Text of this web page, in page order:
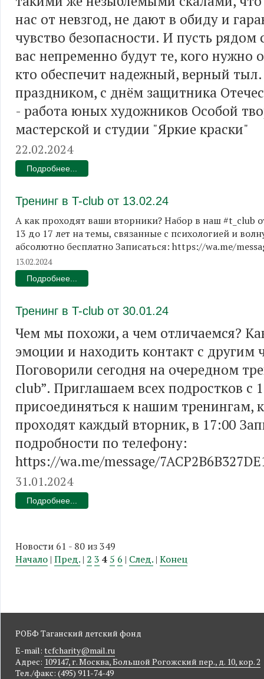
нас от невзгод, не дают в обиду и
чувство безопасности. И пусть
вас непременно будут те, кого нужно
кто обеспечит надежный, верный
праздником, с днём защитника
- работа юных художников Особой
мастерской и студии "Яркие краски"
22.02.2024
Подробнее...
Тренинг в T-club от 13.02.24
А как проходят ваши вторники? Набор в наш #t_club
13 до 17 лет на темы, связанные с психологией и
абсолютно бесплатно Записаться: https://wa.me/
13.02.2024
Подробнее...
Тренинг в T-club от 30.01.24
Чем мы похожи, а чем отличаемся?
эмоции и находить контакт с другим
Поговорили сегодня на очередном
club”. Приглашаем всех подростков с
присоединяться к нашим тренингам,
проходят каждый вторник, в 17:00
подробности по телефону:
https://wa.me/message/
31.01.2024
Подробнее...
Новости 61 - 80 из 349
Начало | Пред. | 2 3 4 5 6 | След. | Конец
РОБФ Таганский детский фонд
E-mail: tcfcharity@mail.ru
Адрес: 109147, г. Москва, Большой Рогожский пер., д. 10, кор. 2
Тел./факс: (495) 911-74-49